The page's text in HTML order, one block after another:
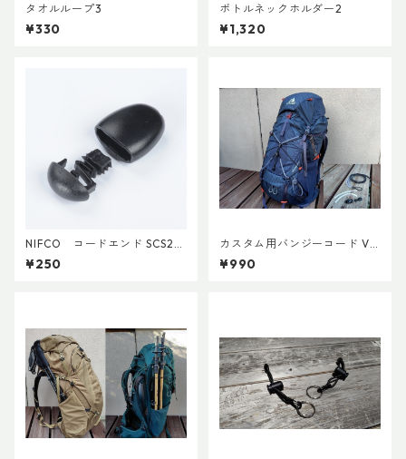
タオルループ3
¥330
ボトルネックホルダー2
¥1,320
NIFCO コードエンド SCS2
(5個入り)
¥250
カスタム用バンジーコード Ve
r.3
¥990